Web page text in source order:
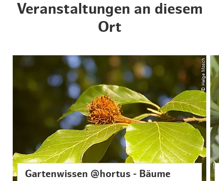
Veranstaltungen an diesem
Ort
© Helge Masch
Gartenwissen @hortus - Bäume